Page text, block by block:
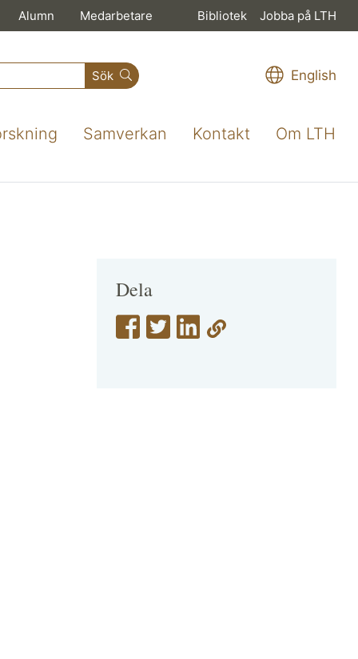
Alumn Medarbetare Bibliotek Jobba på LTH
Sök English
Samverkan Kontakt Om LTH
Dela